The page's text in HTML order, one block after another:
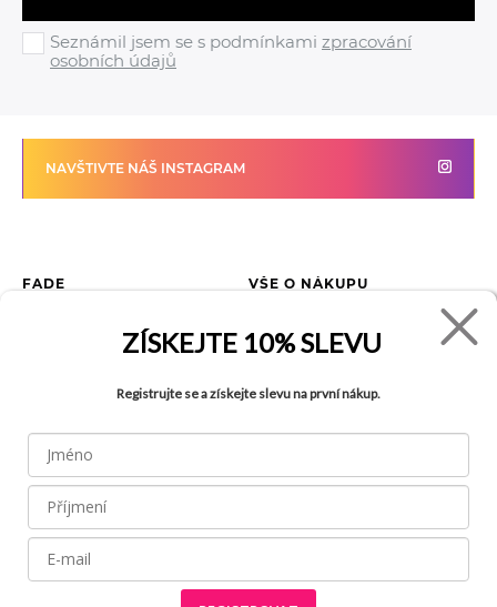
Seznámil jsem se s podmínkami zpracování
osobních údajů
NAVŠTIVTE NÁŠ INSTAGRAM
FADE
Blog
VŠE O NÁKUPU
Jak reklamovat zboží
Tabulka velikostí
Recyklace
ZÍSKEJTE 10% SLEVU
Registrujte se a získejte slevu na první nákup.